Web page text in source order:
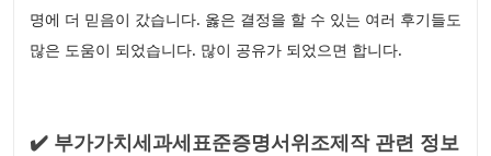
명에 더 믿음이 갔습니다. 옳은 결정을 할 수 있는 여러 후기들도
많은 도움이 되었습니다. 많이 공유가 되었으면 합니다.
✔️ 부가가치세과세표준증명서위조제작 관련 정보